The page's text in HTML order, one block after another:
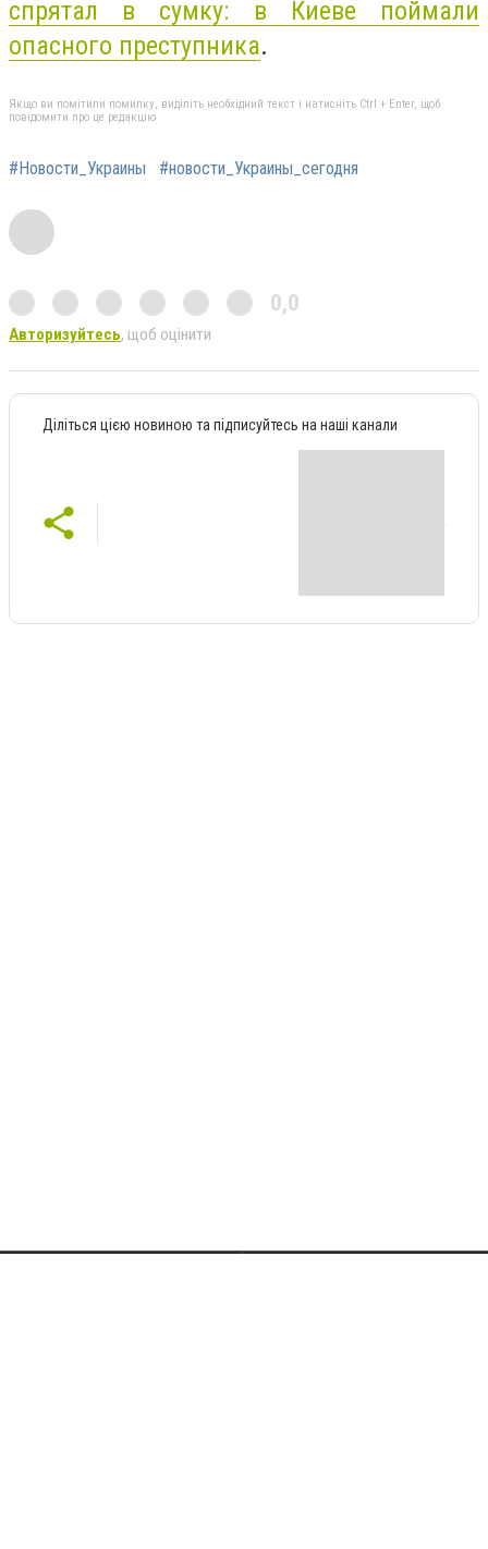
спрятал в сумку: в Киеве поймали
опасного преступника.
Якщо ви помітили помилку, виділіть необхідний текст і натисніть Ctrl + Enter, щоб
повідомити про це редакцію
#Новости_Украины #новости_Украины_сегодня
0,0
Авторизуйтесь, щоб оцінити
Діліться цією новиною та підписуйтесь на наші канали